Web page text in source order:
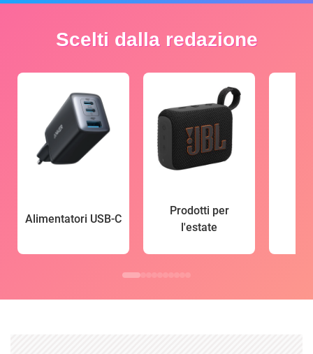
Scelti dalla redazione
Alimentatori USB-C
Prodotti per
l'estate